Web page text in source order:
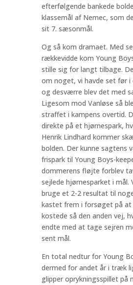
efterfølgende bankede
klassemål af Nemec, som
sit 7. sæsonmål.
Og så kom dramaet. Med
rækkevidde kom Young
stille sig for langt tilbage.
om noget, vi havde set før
og desværre blev det med
Ligesom mod Vanløse så
straffet i kampens overtid.
direkte på et hjørnespark,
Henrik Lindhard kommer
bolden. Der kunne sagtens
frispark til Young Boys-
dommerens fløjte forblev
sejlede hjørnesparket i mål.
bruge et 2-2 resultat til
kastet frem i forsøget på at
kostede så den anden vej,
endte med at tage sejren
sent mål.
En total nedtur for Young
dermed for andet år i træk
glipper oprykningsspillet på